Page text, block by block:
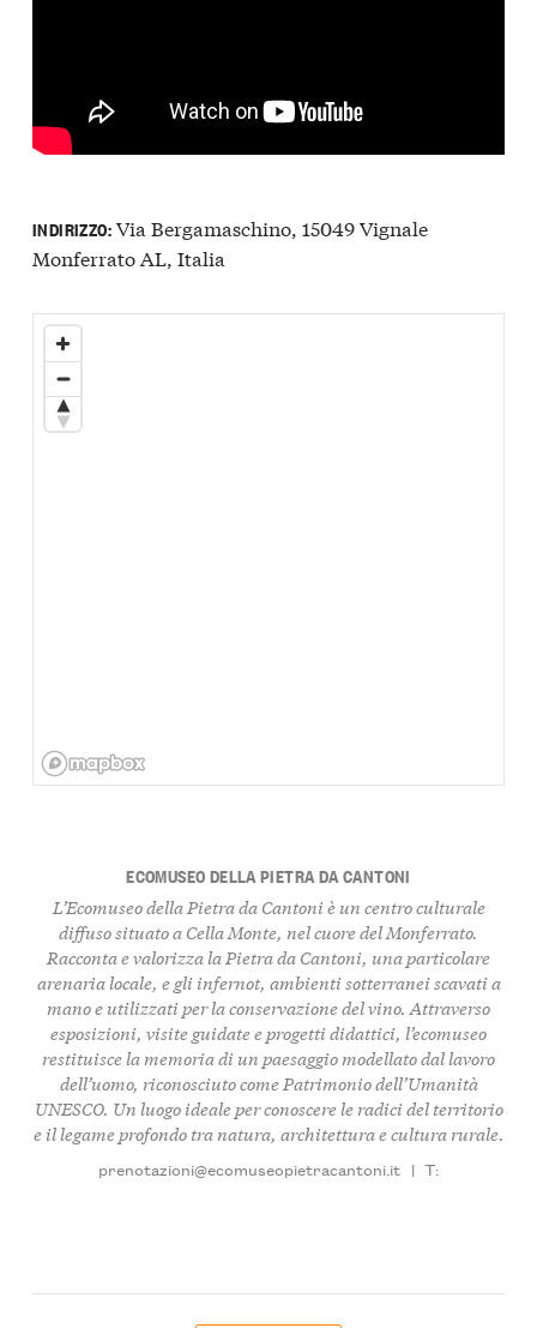
INDIRIZZO:Via Bergamaschino, 15049 Vignale
Monferrato AL, Italia
ECOMUSEO DELLA PIETRA DA CANTONI
L’Ecomuseo della Pietra da Cantoni è un centro culturale
diffuso situato a Cella Monte, nel cuore del Monferrato.
Racconta e valorizza la Pietra da Cantoni, una particolare
arenaria locale, e gli infernot, ambienti sotterranei scavati a
mano e utilizzati per la conservazione del vino. Attraverso
esposizioni, visite guidate e progetti didattici, l’ecomuseo
restituisce la memoria di un paesaggio modellato dal lavoro
dell’uomo, riconosciuto come Patrimonio dell’Umanità
UNESCO. Un luogo ideale per conoscere le radici del territorio
e il legame profondo tra natura, architettura e cultura rurale.
prenotazioni@ecomuseopietracantoni.it | T: